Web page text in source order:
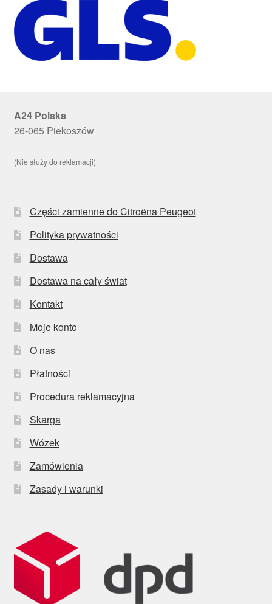
A24 Polska
26-065 Piekoszów
(Nie służy do reklamacji)
Części zamienne do Citroëna Peugeot
Polityka prywatności
Dostawa
Dostawa na cały świat
Kontakt
Moje konto
O nas
Płatności
Procedura reklamacyjna
Skarga
Wózek
Zamówienia
Zasady i warunki